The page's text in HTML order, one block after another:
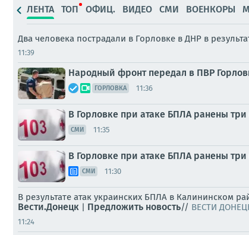
ЛЕНТА ТОП ОФИЦ. ВИДЕО СМИ ВОЕНКОРЫ
Два человека пострадали в Горловке в ДНР в
11:39
Народный фронт передал в ПВР
ГОРЛОВКА 11:36
В Горловке при атаке БПЛА ранены
СМИ 11:35
В Горловке при атаке БПЛА ранены
СМИ 11:30
В результате атак украинских БПЛА в Калининском
Вести.Донецк | Предложить новость// ВЕСТИ
11:24